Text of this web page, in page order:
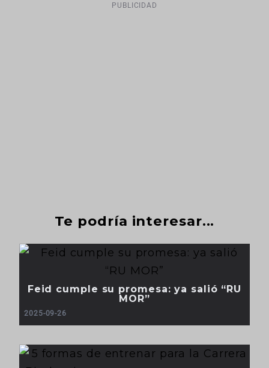
PUBLICIDAD
Te podría interesar...
Feid cumple su promesa: ya salió “RU
MOR”
2025-09-26